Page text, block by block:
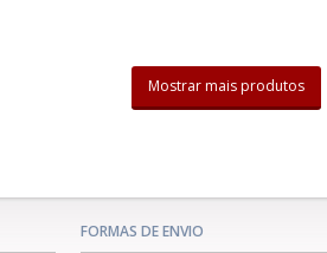
Mostrar mais produtos
FORMAS DE ENVIO